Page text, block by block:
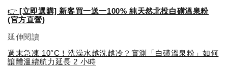
👉[立即選購] 新客買一送一100% 純天然北投白磺溫泉粉
(官方直營)
延伸閱讀
週末急凍 10°C！洗澡水越洗越冷？實測「白磺溫泉粉」如何
讓體溫續航力延長 2 小時